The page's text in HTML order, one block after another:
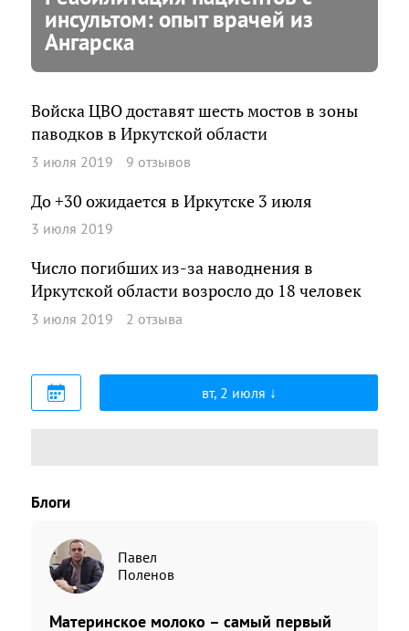
инсультом: опыт врачей из
Ангарска
Войска ЦВО доставят шесть мостов в зоны
паводков в Иркутской области
3 июля 2019 9 отзывов
До +30 ожидается в Иркутске 3 июля
3 июля 2019
Число погибших из-за наводнения в
Иркутской области возросло до 18 человек
3 июля 2019 2 отзыва
вт, 2 июля
Блоги
Павел
Поленов
Материнское молоко – самый первый